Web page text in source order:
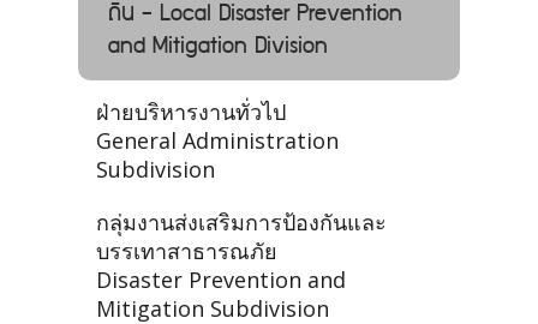
ถิ่น - Local Disaster Prevention
and Mitigation Division
ฝ่ายบริหารงานทั่วไป
General Administration
Subdivision
กลุ่มงานส่งเสริมการป้องกันและ
บรรเทาสาธารณภัย
Disaster Prevention and
Mitigation Subdivision